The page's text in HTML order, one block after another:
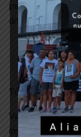
permanente
dificultades que
Testimonio de
Vecinxs y
impunidad con la